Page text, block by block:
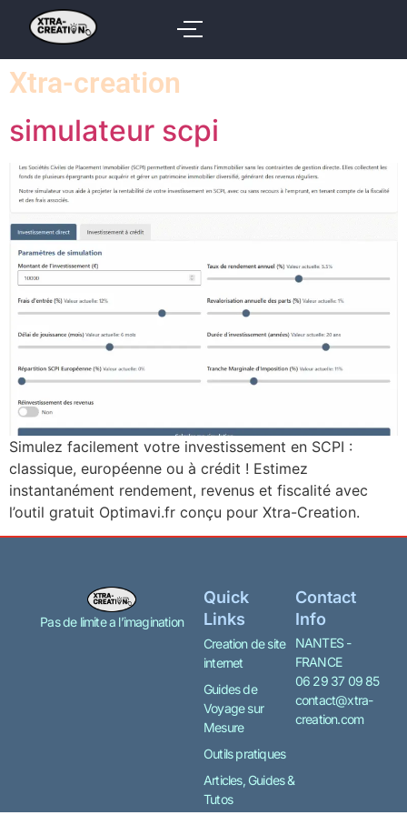
Xtra-creation
simulateur scpi
Simulez facilement votre investissement en SCPI :
classique, européenne ou à crédit ! Estimez
instantanément rendement, revenus et fiscalité avec
l’outil gratuit Optimavi.fr conçu pour Xtra-Creation.
Pas de limite a l’imagination
Quick
Links
Creation de site
internet
Guides de
Voyage sur
Mesure
Outils pratiques
Articles, Guides &
Tutos
Contact
Info
NANTES -
FRANCE
06 29 37 09 85
contact@xtra-
creation.com